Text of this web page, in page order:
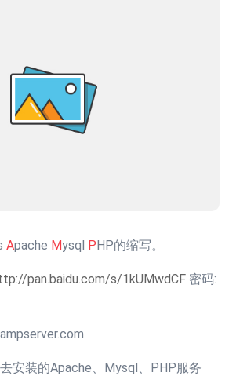
Apache Mysql PHP的缩写。
pan.baidu.com/s/1kUMwdCF 密码:
安装的Apache、Mysql、PHP服务